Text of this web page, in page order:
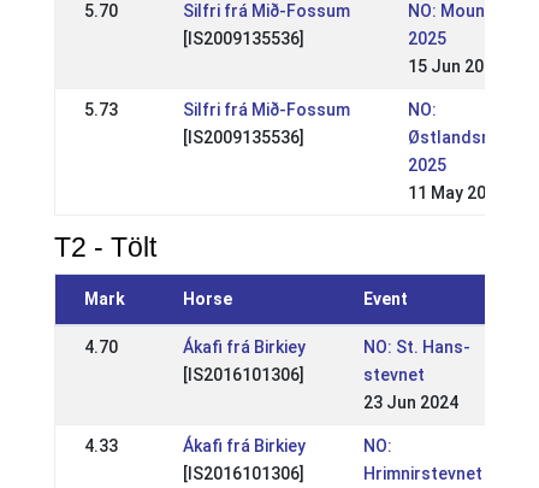
5.70
Silfri frá Mið-Fossum
[IS2009135536]
NO: Mountain
2025
15 Jun 2025
5.73
Silfri frá Mið-Fossum
[IS2009135536]
NO:
2025
11 May 2025
T2 - Tölt
Mark Horse Event
4.70
Ákafi frá Birkiey
[IS2016101306]
NO: St. Hans-
stevnet
23 Jun 2024
4.33
Ákafi frá Birkiey
[IS2016101306]
NO:
Hrimnirstevnet